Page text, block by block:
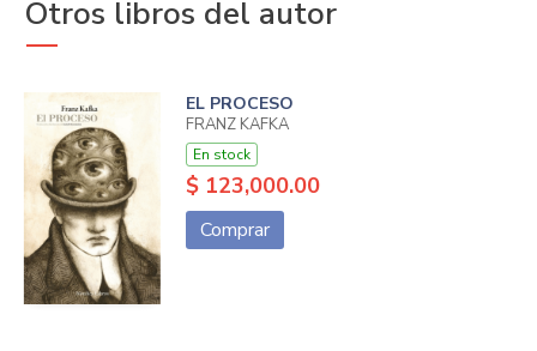
Otros libros del autor
EL PROCESO
FRANZ KAFKA
En stock
$ 123,000.00
Comprar